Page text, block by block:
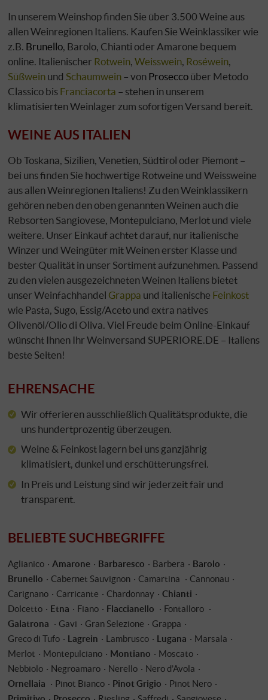
BELIEBTE SUCHBEGRIFFE
Aglianico Amarone Barbaresco Barbera
Barolo
Brunello
Cabernet Sauvignon Camartina
Cannonau
Carignano
Carricante Chardonnay
Chianti
Dolcetto
Etna Fiano Flaccianello
Fontalloro
Galatrona
Gavi Gran Selezione
Grappa
Greco di Tufo
Lagrein Lambrusco Lugana
Marsala
Merlot
Montepulciano Montiano
Moscato
Nebbiolo
Negroamaro Nerello
Nero d’Avola
Ornellaia
Pinot Bianco Pinot Grigio
Pinot Nero
In unserem Weinshop finden Sie über 3.500 Weine aus
allen Weinregionen Italiens. Kaufen Sie Weinklassiker wie
z.B. Brunello, Barolo, Chianti oder Amarone bequem
online. Italienischer Rotwein,Weisswein, Roséwein,
Süßweinund Schaumwein– vonProseccoüber Metodo
Classico bisFranciacorta – stehen in unserem
klimatisierten Weinlager zum sofortigen Versand bereit.
WEINE AUS ITALIEN
Ob Toskana, Sizilien, Venetien, Südtirol oder Piemont –
bei uns finden Sie hochwertige Rotweine und Weissweine
aus allen Weinregionen Italiens! Zu den Weinklassikern
gehören neben den oben genannten Weinen auch die
Rebsorten Sangiovese, Montepulciano, Merlot und viele
weitere. Unser Einkauf achtet darauf, nur italienische
Winzer und Weingüter mit Weinen erster Klasse und
bester Qualität in unser Sortiment aufzunehmen. Passend
zu den vielen ausgezeichneten Weinen Italiens bietet
unser Weinfachhandel Grappa und italienische Feinkost
wie Pasta, Sugo, Essig/Aceto und extra natives
Olivenöl/Olio di Oliva. Viel Freude beim Online-Einkauf
wünscht Ihnen Ihr Weinversand SUPERIORE.DE – Italiens
beste Seiten!
EHRENSACHE
Wir offerieren ausschließlich Qualitätsprodukte, die
uns hundertprozentig überzeugen.
Weine & Feinkost lagern bei uns ganzjährig
klimatisiert, dunkel und erschütterungsfrei.
In Preis und Leistung sind wir jederzeit fair und
transparent.